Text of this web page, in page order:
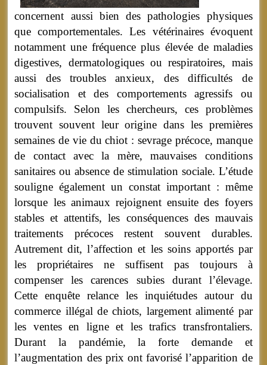
concernent aussi bien des pathologies physiques
que comportementales. Les vétérinaires évoquent
notamment une fréquence plus élevée de maladies
digestives, dermatologiques ou respiratoires, mais
aussi des troubles anxieux, des difficultés de
socialisation et des comportements agressifs ou
compulsifs. Selon les chercheurs, ces problèmes
trouvent souvent leur origine dans les premières
semaines de vie du chiot : sevrage précoce, manque
de contact avec la mère, mauvaises conditions
sanitaires ou absence de stimulation sociale. L’étude
souligne également un constat important : même
lorsque les animaux rejoignent ensuite des foyers
stables et attentifs, les conséquences des mauvais
traitements précoces restent souvent durables.
Autrement dit, l’affection et les soins apportés par
les propriétaires ne suffisent pas toujours à
compenser les carences subies durant l’élevage.
Cette enquête relance les inquiétudes autour du
commerce illégal de chiots, largement alimenté par
les ventes en ligne et les trafics transfrontaliers.
Durant la pandémie, la forte demande et
l’augmentation des prix ont favorisé l’apparition de